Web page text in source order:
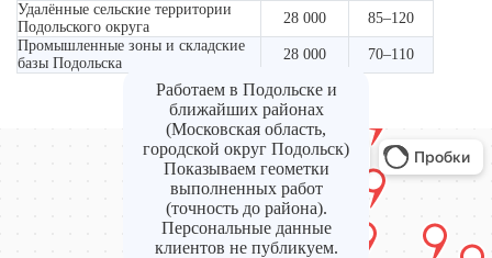
Удалённые сельские территории
Подольского округа
28 000
85–120
Промышленные зоны и складские
базы Подольска
28 000 70–110
Работаем в Подольске и
ближайших районах
(Московская область,
городской округ Подольск)
Показываем геометки
выполненных работ
(точность до района).
Персональные данные
клиентов не публикуем.